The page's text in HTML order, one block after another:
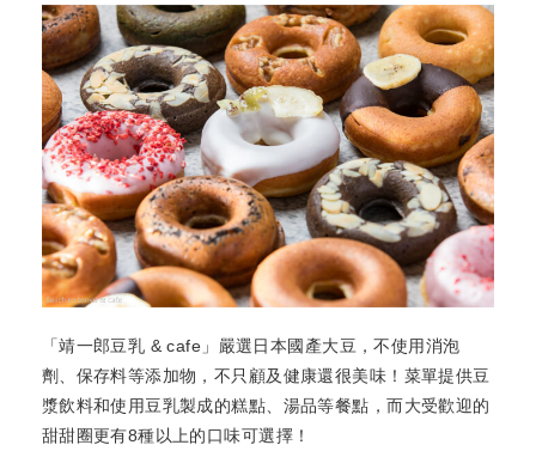
「靖一郎豆乳 & cafe」嚴選日本國產大豆，不使用消泡
劑、保存料等添加物，不只顧及健康還很美味！菜單提供豆
漿飲料和使用豆乳製成的糕點、湯品等餐點，而大受歡迎的
甜甜圈更有8種以上的口味可選擇！